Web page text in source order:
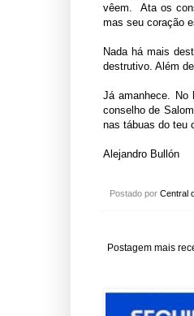
vêem. Ata os
mas seu coração
Nada há mais
destrutivo. Além
Já amanhece.
conselho de
nas tábuas do teu
Alejandro Bullón
Postado por Central
Postagem mais